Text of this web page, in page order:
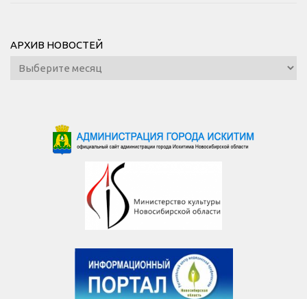
АРХИВ НОВОСТЕЙ
Архив
новостей